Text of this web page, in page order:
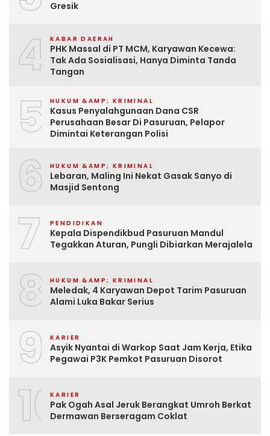
Gresik
4 KABAR DAERAH
PHK Massal di PT MCM, Karyawan Kecewa:
Tak Ada Sosialisasi, Hanya Diminta Tanda
Tangan
5 HUKUM &AMP; KRIMINAL
Kasus Penyalahgunaan Dana CSR
Perusahaan Besar Di Pasuruan, Pelapor
Dimintai Keterangan Polisi
6 HUKUM &AMP; KRIMINAL
Lebaran, Maling Ini Nekat Gasak Sanyo di
Masjid Sentong
7 PENDIDIKAN
Kepala Dispendikbud Pasuruan Mandul
Tegakkan Aturan, Pungli Dibiarkan Merajalela
8 HUKUM &AMP; KRIMINAL
Meledak, 4 Karyawan Depot Tarim Pasuruan
Alami Luka Bakar Serius
9 KARIER
Asyik Nyantai di Warkop Saat Jam Kerja, Etika
Pegawai P3K Pemkot Pasuruan Disorot
10KARIER
Pak Ogah Asal Jeruk Berangkat Umroh Berkat
Dermawan Berseragam Coklat